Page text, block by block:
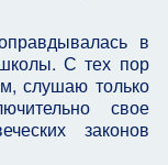
в
С тех пор
слушаю только
свое
законов